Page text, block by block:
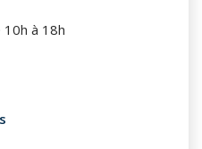
10h à 18h